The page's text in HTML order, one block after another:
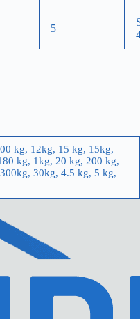
5
kg, 12kg, 15 kg, 15kg,
kg, 1kg, 20 kg, 200 kg,
30kg, 4.5 kg, 5 kg,